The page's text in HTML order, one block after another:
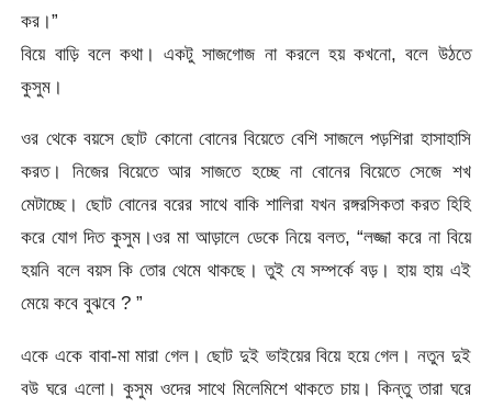
কর।”
বিয়ে বাড়ি বলে কথা। একটু সাজগোজ না করলে হয় কখনো, বলে উঠতে
কুসুম।
ওর থেকে বয়সে ছোট কোনো বোনের বিয়েতে বেশি সাজলে পড়শিরা হাসাহাসি
করত। নিজের বিয়েতে আর সাজতে হচ্ছে না বোনের বিয়েতে সেজে শখ
মেটাচ্ছে। ছোট বোনের বরের সাথে বাকি শালিরা যখন রঙ্গরসিকতা করত হিহি
করে যোগ দিত কুসুম।ওর মা আড়ালে ডেকে নিয়ে বলত, “লজ্জা করে না বিয়ে
হয়নি বলে বয়স কি তোর থেমে থাকছে। তুই যে সম্পর্কে বড়। হায় হায় এই
মেয়ে কবে বুঝবে ? ”
একে একে বাবা-মা মারা গেল। ছোট দুই ভাইয়ের বিয়ে হয়ে গেল। নতুন দুই
বউ ঘরে এলো। কুসুম ওদের সাথে মিলেমিশে থাকতে চায়। কিন্তু তারা ঘরে